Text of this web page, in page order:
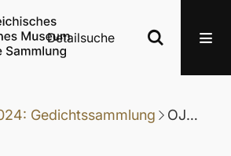
Detailsuche
Gedichtssammlung OJM_DN_G_024-007: Gedicht